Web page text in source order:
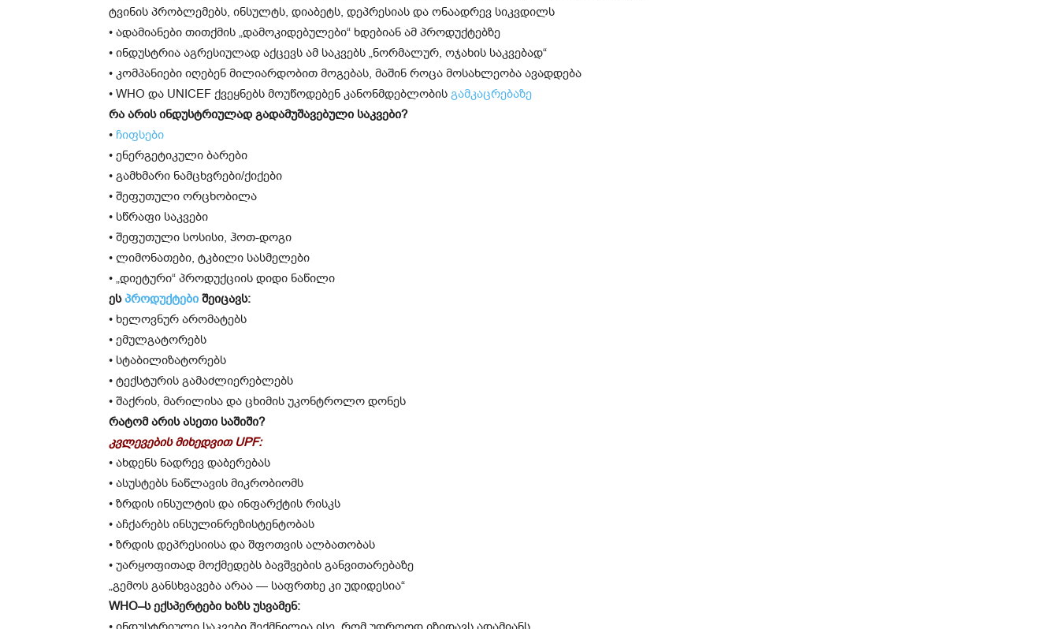
ტვინის პრობლემებს, ინსულტს, დიაბეტს, დეპრესიას და ონაადრევ სიკვდილს
• ადამიანები თითქმის „დამოკიდებულები“ ხდებიან ამ პროდუქტებზე
• ინდუსტრია აგრესიულად აქცევს ამ საკვებს „ნორმალურ, ოჯახის საკვებად“
• კომპანიები იღებენ მილიარდობით მოგებას, მაშინ როცა მოსახლეობა ავადდება
• WHO და UNICEF ქვეყნებს მოუწოდებენ კანონმდებლობის გამკაცრებაზე
რა არის ინდუსტრიულად გადამუშავებული საკვები?
• ჩიფსები
• ენერგეტიკული ბარები
• გამხმარი ნამცხვრები/ქიქები
• შეფუთული ორცხობილა
• სწრაფი საკვები
• შეფუთული სოსისი, ჰოთ-დოგი
• ლიმონათები, ტკბილი სასმელები
• „დიეტური“ პროდუქციის დიდი ნაწილი
ესპროდუქტები შეიცავს:
• ხელოვნურ არომატებს
• ემულგატორებს
• სტაბილიზატორებს
• ტექსტურის გამაძლიერებლებს
• შაქრის, მარილისა და ცხიმის უკონტროლო დონეს
რატომ არის ასეთი საშიში?
კვლევების მიხედვით UPF:
• ახდენს ნადრევ დაბერებას
• ასუსტებს ნაწლავის მიკრობიომს
• ზრდის ინსულტის და ინფარქტის რისკს
• აჩქარებს ინსულინრეზისტენტობას
• ზრდის დეპრესიისა და შფოთვის ალბათობას
• უარყოფითად მოქმედებს ბავშვების განვითარებაზე
„გემოს განსხვავება არაა — საფრთხე კი უდიდესია“
WHO–ს ექსპერტები ხაზს უსვამენ: